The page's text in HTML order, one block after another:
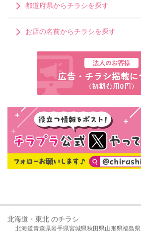
都道府県からチラシを探す
お店の名前からチラシを探す
北海道・東北 のチラシ
北海道青森県岩手県宮城県秋田県山形県福島県